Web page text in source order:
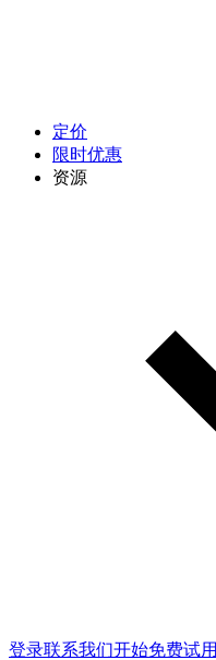
定价
限时优惠
资源
登录联系我们开始免费试用